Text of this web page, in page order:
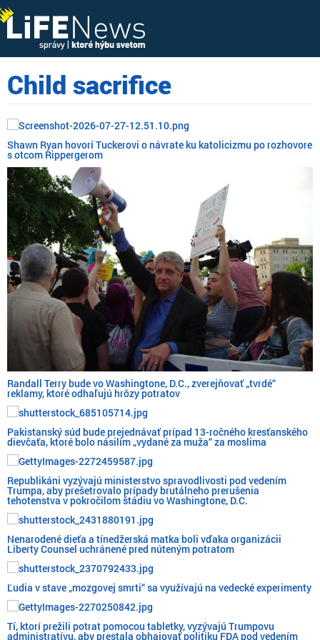
Child sacrifice
Shawn Ryan hovorí Tuckerovi o návrate ku katolicizmu po rozhovore
s otcom Rippergerom
Randall Terry bude vo Washingtone, D.C., zverejňovať „tvrdé“
reklamy, ktoré odhaľujú hrôzy potratov
Pakistanský súd bude prejednávať prípad 13-ročného kresťanského
dievčaťa, ktoré bolo násilím „vydané za muža“ za moslima
Republikáni vyzývajú ministerstvo spravodlivosti pod vedením
Trumpa, aby prešetrovalo prípady brutálneho prerušenia
tehotenstva v pokročilom štádiu vo Washingtone, D.C.
Nenarodené dieťa a tínedžerská matka boli vďaka organizácii
Liberty Counsel uchránené pred núteným potratom
Ľudia v stave „mozgovej smrti“ sa využívajú na vedecké experimenty
Tí, ktorí prežili potrat pomocou tabletky, vyzývajú Trumpovu
administratívu, aby prestala obhajovať politiku FDA pod vedením